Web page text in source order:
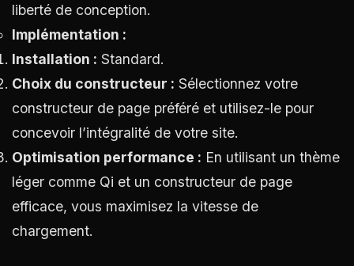
liberté de conception.
Implémentation :
Installation : Standard.
Choix du constructeur : Sélectionnez votre
constructeur de page préféré et utilisez-le pour
concevoir l’intégralité de votre site.
Optimisation performance : En utilisant un thème
léger comme Qi et un constructeur de page
efficace, vous maximisez la vitesse de
chargement.